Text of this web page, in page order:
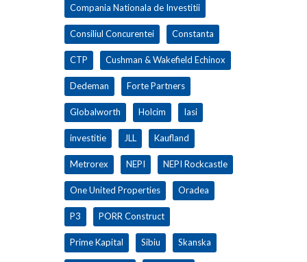
Compania Nationala de Investitii
Consiliul Concurentei Constanta
CTP Cushman & Wakefield Echinox
Dedeman Forte Partners
Globalworth Holcim Iasi
investitie JLL Kaufland
Metrorex NEPI NEPI Rockcastle
One United Properties Oradea
P3 PORR Construct
Prime Kapital Sibiu Skanska